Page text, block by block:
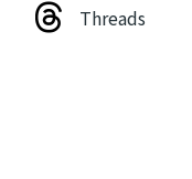
Threads